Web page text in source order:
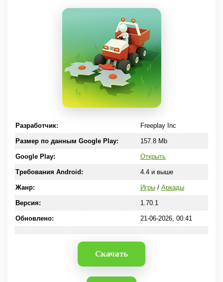
Разработчик: Freeplay Inc
Размер по данным Google Play: 157.8 Mb
Google Play: Открыть
Требования Android: 4.4 и выше
Жанр: Игры/ Аркады
Версия: 1.70.1
Обновлено: 21-06-2026, 00:41
Скачать